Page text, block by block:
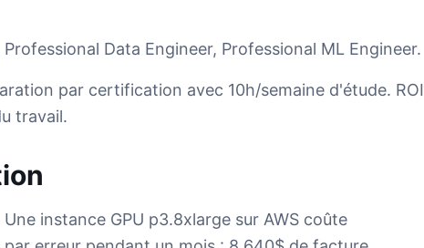
Data Engineer, Professional ML Engineer.
par certification avec 10h/semaine d'étude. ROI
travail.
instance GPU p3.8xlarge sur AWS coûte